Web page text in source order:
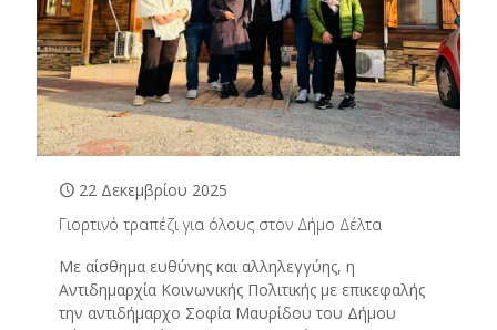
22 Δεκεμβρίου 2025
Γιορτινό τραπέζι για όλους στον Δήμο Δέλτα
Με αίσθημα ευθύνης και αλληλεγγύης, η
Αντιδημαρχία Κοινωνικής Πολιτικής με επικεφαλής
την αντιδήμαρχο Σοφία Μαυρίδου του Δήμου